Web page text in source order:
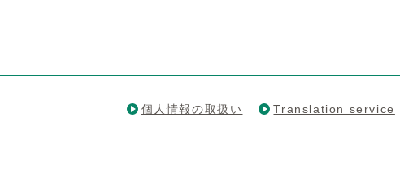
個人情報の取扱い Translation service